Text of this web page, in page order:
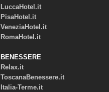
LuccaHotel.it
PisaHotel.it
VeneziaHotel.it
RomaHotel.it
BENESSERE
Relax.it
ToscanaBenessere.it
Italia-Terme.it